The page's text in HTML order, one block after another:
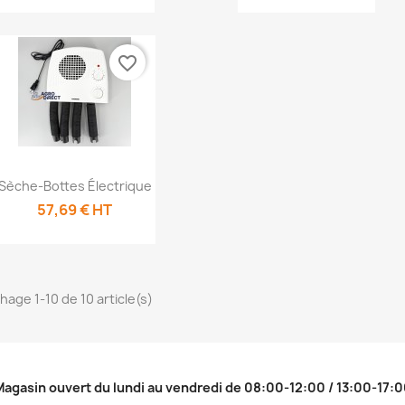
Bottes Électrique
57,69 € HT
favorite_border
1-10 de 10 article(s)
ouvert du lundi au vendredi de 08:00-12:00 / 13:00-